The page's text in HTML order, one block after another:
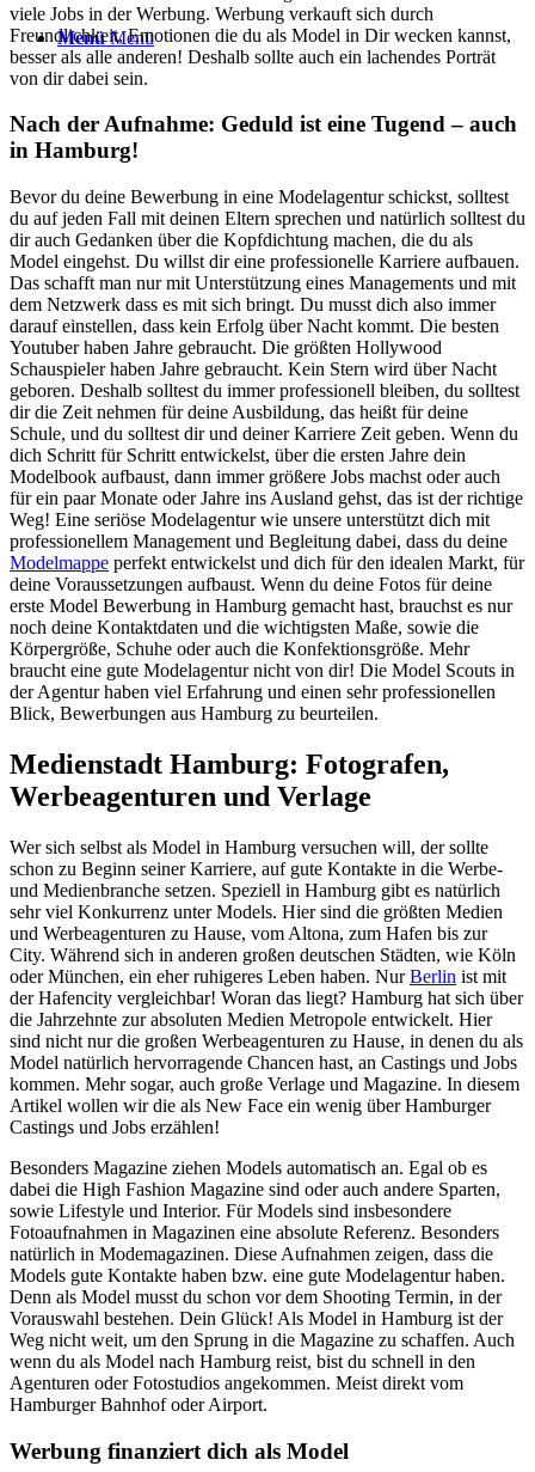
Menü Menü
viele Jobs in der Werbung. Werbung verkauft sich durch
Freundlichkeit, Emotionen die du als Model in Dir wecken kannst,
besser als alle anderen! Deshalb sollte auch ein lachendes Porträt
von dir dabei sein.
Nach der Aufnahme: Geduld ist eine Tugend – auch
in Hamburg!
Bevor du deine Bewerbung in eine Modelagentur schickst, solltest
du auf jeden Fall mit deinen Eltern sprechen und natürlich solltest du
dir auch Gedanken über die Kopfdichtung machen, die du als
Model eingehst. Du willst dir eine professionelle Karriere aufbauen.
Das schafft man nur mit Unterstützung eines Managements und mit
dem Netzwerk dass es mit sich bringt. Du musst dich also immer
darauf einstellen, dass kein Erfolg über Nacht kommt. Die besten
Youtuber haben Jahre gebraucht. Die größten Hollywood
Schauspieler haben Jahre gebraucht. Kein Stern wird über Nacht
geboren. Deshalb solltest du immer professionell bleiben, du solltest
dir die Zeit nehmen für deine Ausbildung, das heißt für deine
Schule, und du solltest dir und deiner Karriere Zeit geben. Wenn du
dich Schritt für Schritt entwickelst, über die ersten Jahre dein
Modelbook aufbaust, dann immer größere Jobs machst oder auch
für ein paar Monate oder Jahre ins Ausland gehst, das ist der richtige
Weg! Eine seriöse Modelagentur wie unsere unterstützt dich mit
professionellem Management und Begleitung dabei, dass du deine
Modelmappe perfekt entwickelst und dich für den idealen Markt, für
deine Voraussetzungen aufbaust. Wenn du deine Fotos für deine
erste Model Bewerbung in Hamburg gemacht hast, brauchst es nur
noch deine Kontaktdaten und die wichtigsten Maße, sowie die
Körpergröße, Schuhe oder auch die Konfektionsgröße. Mehr
braucht eine gute Modelagentur nicht von dir! Die Model Scouts in
der Agentur haben viel Erfahrung und einen sehr professionellen
Blick, Bewerbungen aus Hamburg zu beurteilen.
Medienstadt Hamburg: Fotografen,
Werbeagenturen und Verlage
Wer sich selbst als Model in Hamburg versuchen will, der sollte
schon zu Beginn seiner Karriere, auf gute Kontakte in die Werbe-
und Medienbranche setzen. Speziell in Hamburg gibt es natürlich
sehr viel Konkurrenz unter Models. Hier sind die größten Medien
und Werbeagenturen zu Hause, vom Altona, zum Hafen bis zur
City. Während sich in anderen großen deutschen Städten, wie Köln
oder München, ein eher ruhigeres Leben haben. NurBerlin ist mit
der Hafencity vergleichbar! Woran das liegt? Hamburg hat sich über
die Jahrzehnte zur absoluten Medien Metropole entwickelt. Hier
sind nicht nur die großen Werbeagenturen zu Hause, in denen du als
Model natürlich hervorragende Chancen hast, an Castings und Jobs
kommen. Mehr sogar, auch große Verlage und Magazine. In diesem
Artikel wollen wir die als New Face ein wenig über Hamburger
Castings und Jobs erzählen!
Besonders Magazine ziehen Models automatisch an. Egal ob es
dabei die High Fashion Magazine sind oder auch andere Sparten,
sowie Lifestyle und Interior. Für Models sind insbesondere
Fotoaufnahmen in Magazinen eine absolute Referenz. Besonders
natürlich in Modemagazinen. Diese Aufnahmen zeigen, dass die
Models gute Kontakte haben bzw. eine gute Modelagentur haben.
Denn als Model musst du schon vor dem Shooting Termin, in der
Vorauswahl bestehen. Dein Glück! Als Model in Hamburg ist der
Weg nicht weit, um den Sprung in die Magazine zu schaffen. Auch
wenn du als Model nach Hamburg reist, bist du schnell in den
Agenturen oder Fotostudios angekommen. Meist direkt vom
Hamburger Bahnhof oder Airport.
Werbung finanziert dich als Model